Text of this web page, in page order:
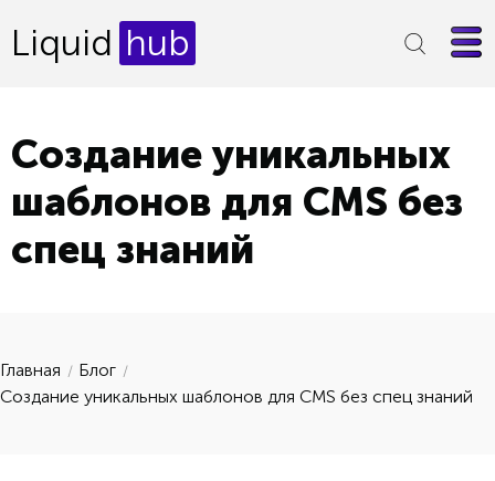
Liquid hub
Создание уникальных
шаблонов для CMS без
спец знаний
Главная
Блог
Создание уникальных шаблонов для CMS без спец знаний